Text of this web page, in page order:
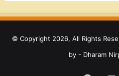
© Copyright 2026, All Rights
by - Dharam